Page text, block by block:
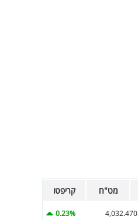
מט"ח קריפטו
4,032.470
0.23%